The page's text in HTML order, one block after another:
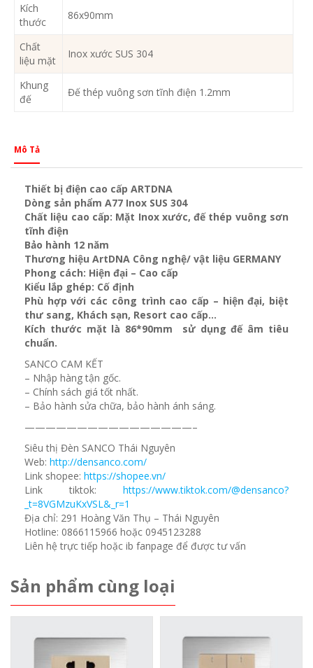
Kích
thước
86x90mm
Chất
liệu mặt
Inox xước SUS 304
Khung
đế
Đế thép vuông sơn tĩnh điện 1.2mm
Mô Tả
Thiết bị điện cao cấp ARTDNA
Dòng sản phẩm A77 Inox SUS 304
Chất liệu cao cấp: Mặt Inox xước, đế thép vuông sơn
tĩnh điện
Bảo hành 12 năm
Thương hiệu ArtDNA Công nghệ/ vật liệu GERMANY
Phong cách: Hiện đại – Cao cấp
Kiểu lắp ghép: Cố định
Phù hợp với các công trình cao cấp – hiện đại, biệt
thư sang, Khách sạn, Resort cao cấp…
Kích thước mặt là 86*90mm sử dụng đế âm tiêu
chuẩn.
SANCO CAM KẾT
– Nhập hàng tận gốc.
– Chính sách giá tốt nhất.
– Bảo hành sửa chữa, bảo hành ánh sáng.
————————————————–
Siêu thị Đèn SANCO Thái Nguyên
Web: http://densanco.com/
Link shopee: https://shopee.vn/
Link tiktok: https://www.tiktok.com/@densanco?
_t=8VGMzuKxVSL&_r=1
Địa chỉ: 291 Hoàng Văn Thụ – Thái Nguyên
Hotline: 0866115966 hoặc 0945123288
Liên hệ trực tiếp hoặc ib fanpage để được tư vấn
Sản phẩm cùng loại